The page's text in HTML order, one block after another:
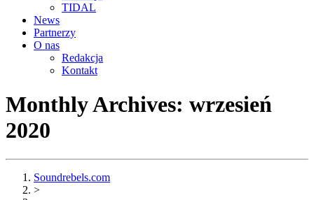
TIDAL
News
Partnerzy
O nas
Redakcja
Kontakt
Monthly Archives: wrzesień
2020
Soundrebels.com
>